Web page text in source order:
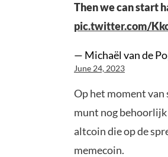
Then we can start
pic.twitter.com/
— Michaël van de
June 24, 2023
Op het moment van
munt nog
altcoin die op de
memecoin.